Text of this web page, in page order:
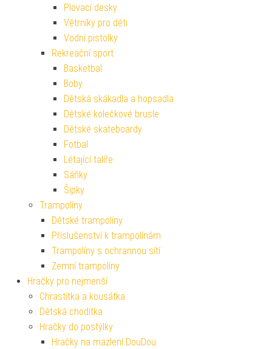
Plovací desky
Větrníky pro děti
Vodní pistolky
Rekreační sport
Basketbal
Boby
Dětská skákadla a hopsadla
Dětské kolečkové brusle
Dětské skateboardy
Fotbal
Létající talíře
Sáňky
Šipky
Trampolíny
Dětské trampolíny
Příslušenství k trampolínám
Trampolíny s ochrannou sítí
Zemní trampolíny
Hračky pro nejmenší
Chrastítka a kousátka
Dětská chodítka
Hračky do postýlky
Hračky na mazlení DouDou